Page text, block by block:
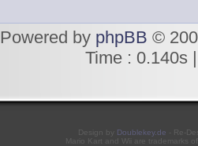
Powered by phpBB ©
Time : 0.140s
Design by Doublekey.de - Re-
Mario Kart and Wii are trademarks